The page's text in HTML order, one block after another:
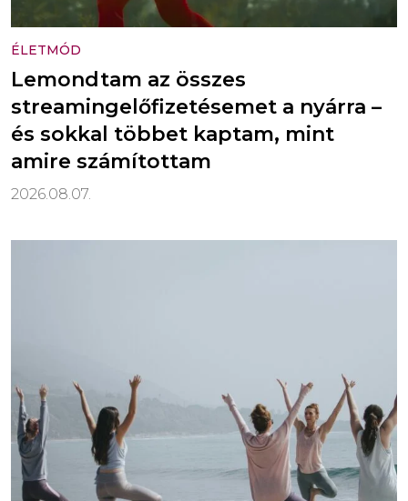
ÉLETMÓD
Lemondtam az összes
streamingelőfizetésemet a nyárra –
és sokkal többet kaptam, mint
amire számítottam
2026.08.07.